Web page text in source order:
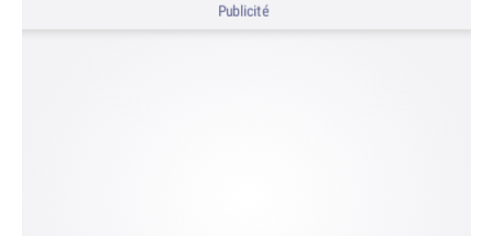
Publicité